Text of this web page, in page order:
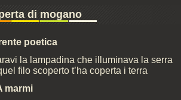
di mogano
poetica
la lampadina che illuminava la serra
filo scoperto t’ha coperta i terra
marmi